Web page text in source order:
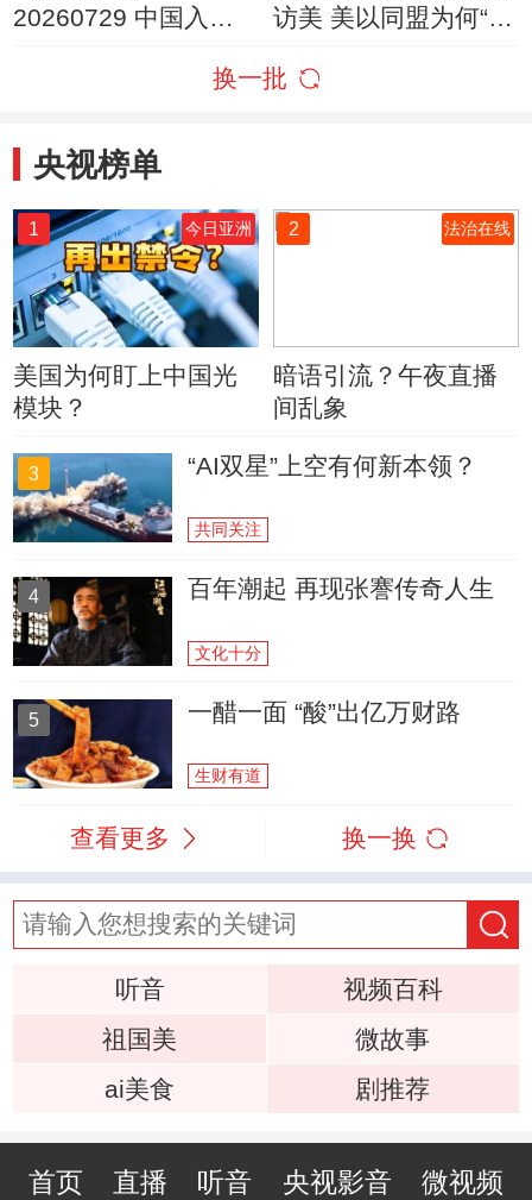
20260729 中国入境
访美 美以同盟为何“貌
换一批
央视榜单
1 今日亚洲
美国为何盯上中国光
模块？
2 法治在线
暗语引流？午夜直播
间乱象
3 “AI双星”上空有何新本领？
共同关注
4 百年潮起 再现张謇传奇人生
文化十分
5 一醋一面 “酸”出亿万财路
生财有道
查看更多 换一换
听音
视频百科
祖国美
微故事
ai美食
剧推荐
首页 直播 听音 央视影音 微视频